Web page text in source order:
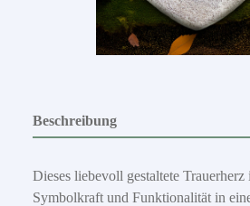
Beschreibung
Dieses liebevoll gestaltete
Symbolkraft und Funktionalität in